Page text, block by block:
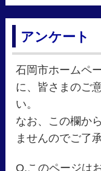
アンケート
石岡市ホームペ
に、皆さまのご
い。
なお、この欄か
ませんのでご了
Q.このページは